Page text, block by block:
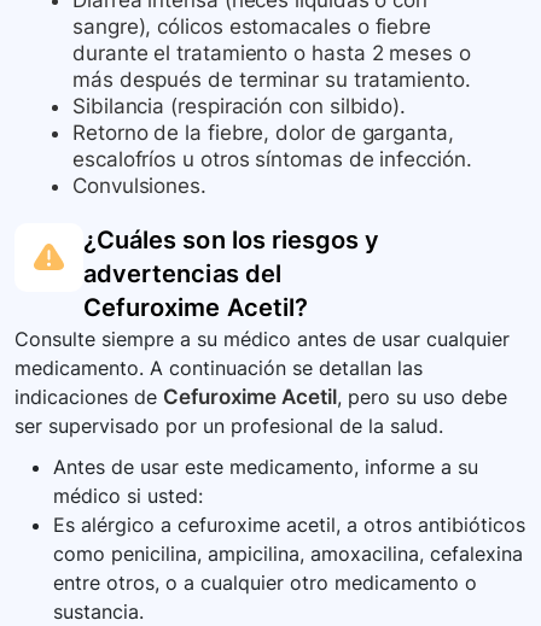
sangre), cólicos estomacales o fiebre
durante el tratamiento o hasta 2 meses o
más después de terminar su tratamiento.
Sibilancia (respiración con silbido).
Retorno de la fiebre, dolor de garganta,
escalofríos u otros síntomas de infección.
Convulsiones.
¿Cuáles son los riesgos y
advertencias del
Cefuroxime Acetil?
Consulte siempre a su médico antes de usar cualquier
medicamento. A continuación se detallan las
indicaciones de Cefuroxime Acetil, pero su uso debe
ser supervisado por un profesional de la salud.
Antes de usar este medicamento, informe a su
médico si usted:
Es alérgico a cefuroxime acetil, a otros antibióticos
como penicilina, ampicilina, amoxacilina, cefalexina
entre otros, o a cualquier otro medicamento o
sustancia.